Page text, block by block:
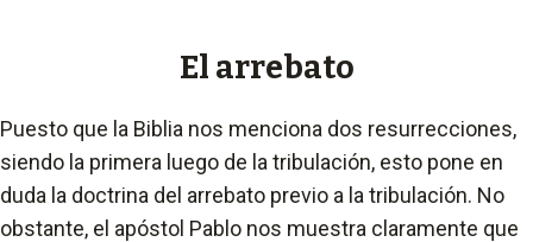
El arrebato
Puesto que la Biblia nos menciona dos resurrecciones,
siendo la primera luego de la tribulación, esto pone en
duda la doctrina del arrebato previo a la tribulación. No
obstante, el apóstol Pablo nos muestra claramente que